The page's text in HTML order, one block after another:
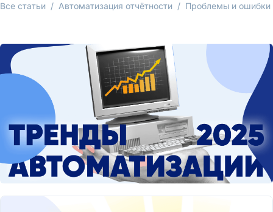
Все статьи / Автоматизация отчётности / Проблемы и ошибки